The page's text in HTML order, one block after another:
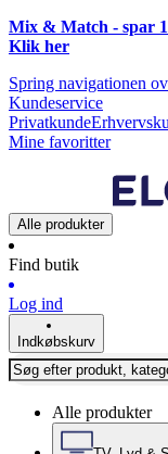
Mix & Match - spar
Klik her
Spring navigationen
Kundeservice
Privatkunde
Mine favoritter
Alle produkter
Find butik
Log ind
Indkøbskurv
Alle produkter